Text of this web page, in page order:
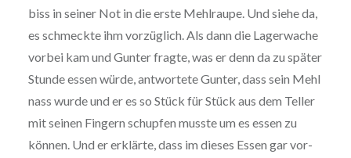
biss in seiner Not in die erste Mehlraupe. Und siehe da,
es schmeckte ihm vor­züg­lich. Als dann die Lager­wa­che
vorbei kam und Gunter fragte, was er denn da zu später
Stunde essen würde, ant­wor­te­te Gunter, dass sein Mehl
nass wurde und er es so Stück für Stück aus dem Teller
mit seinen Fingern schupfen musste um es essen zu
können. Und er erklärte, dass im dieses Essen gar vor­